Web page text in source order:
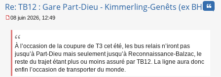
o
l
Re: TB12 : Gare Part-Dieu - Kimmerling-Genêts (ex BHNS)
e
08 juin 2026, 12:49
À l’occasion de la coupure de T3 cet été, les bus relais n’iront pas
jusqu’à Part-Dieu mais seulement jusqu’à Reconnaissance-Balzac, le
reste du trajet étant plus ou moins assuré par TB12. La ligne aura donc
enfin l’occasion de transporter du monde.